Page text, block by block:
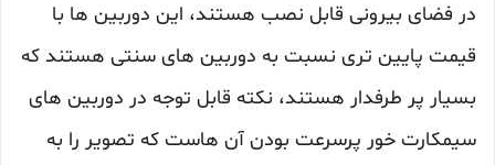
در فضای بیرونی قابل نصب هستند، این دوربین ها با
قیمت پایین تری نسبت به دوربین های سنتی هستند که
بسیار پر طرفدار هستند، نکته قابل توجه در دوربین های
سیمکارت خور پرسرعت بودن آن هاست که تصویر را به